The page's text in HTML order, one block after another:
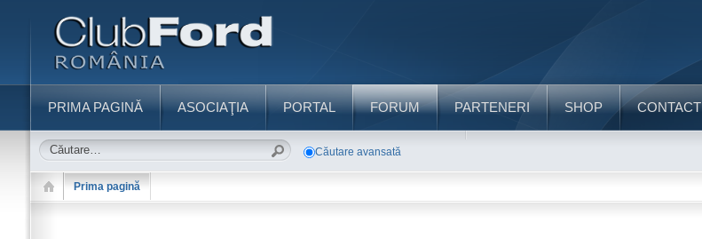
PRIMA PAGINĂ ASOCIAŢIA PORTAL FORUM PARTENERI SHOP CONTACT
Căutare avansată
Prima pagină